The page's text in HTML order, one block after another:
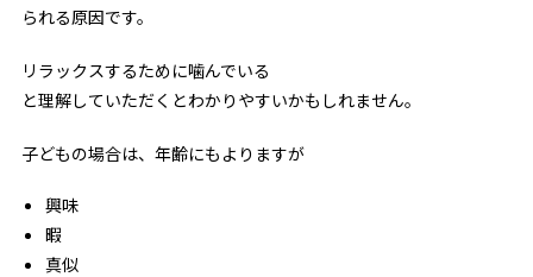
られる原因です。
リラックスするために噛んでいる
と理解していただくとわかりやすいかもしれません。
子どもの場合は、年齢にもよりますが
興味
暇
真似